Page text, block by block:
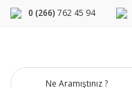
0 (266) 762 45 94